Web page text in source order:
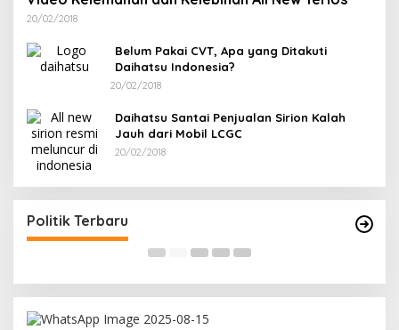
20/02/2018
Belum Pakai CVT, Apa yang Ditakuti
Daihatsu Indonesia?
20/02/2018
Daihatsu Santai Penjualan Sirion Kalah
Jauh dari Mobil LCGC
20/02/2018
Politik Terbaru
PDI Perjuangan Bagikan Takjil
Di Bangka Selatan, Politik